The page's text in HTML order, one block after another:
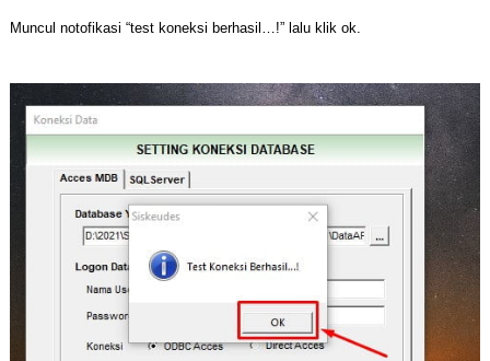
Muncul notofikasi “test koneksi berhasil…!” lalu klik ok.